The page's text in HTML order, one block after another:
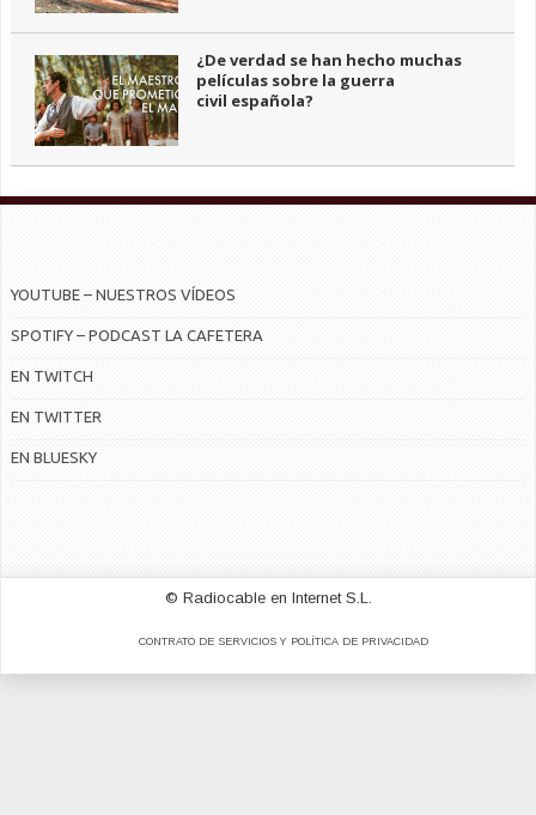
¿De verdad se han hecho muchas
películas sobre la guerra
civil española?
YOUTUBE – NUESTROS VÍDEOS
SPOTIFY – PODCAST LA CAFETERA
EN TWITCH
EN TWITTER
EN BLUESKY
© Radiocable en Internet S.L.
CONTRATO DE SERVICIOS Y POLÍTICA DE PRIVACIDAD